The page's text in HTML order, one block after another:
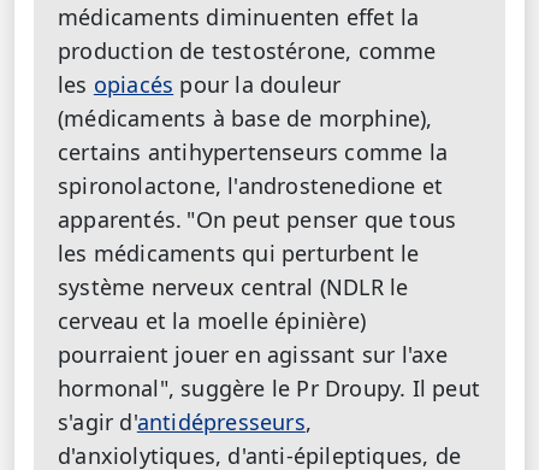
médicaments diminuenten effet la
production de testostérone, comme
les opiacés pour la douleur
(médicaments à base de morphine),
certains antihypertenseurs comme la
spironolactone, l'androstenedione et
apparentés. "On peut penser que tous
les médicaments qui perturbent le
système nerveux central (NDLR le
cerveau et la moelle épinière)
pourraient jouer en agissant sur l'axe
hormonal", suggère le Pr Droupy. Il peut
s'agir d'antidépresseurs,
d'anxiolytiques, d'anti-épileptiques, de